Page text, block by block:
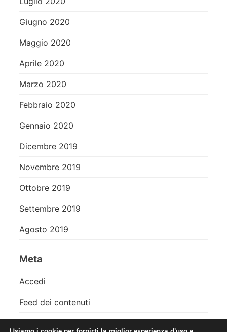
Giugno 2020
Maggio 2020
Aprile 2020
Marzo 2020
Febbraio 2020
Gennaio 2020
Dicembre 2019
Novembre 2019
Ottobre 2019
Settembre 2019
Agosto 2019
Meta
Accedi
Feed dei contenuti